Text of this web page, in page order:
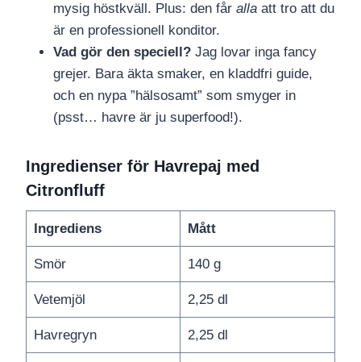
mysig höstkväll. Plus: den får alla att tro att du
är en professionell konditor.
Vad gör den speciell? Jag lovar inga fancy
grejer. Bara äkta smaker, en kladdfri guide,
och en nypa ”hälsosamt” som smyger in
(psst… havre är ju superfood!).
Ingredienser för Havrepaj med
Citronfluff
Ingrediens Mått
Smör 140 g
Vetemjöl 2,25 dl
Havregryn 2,25 dl